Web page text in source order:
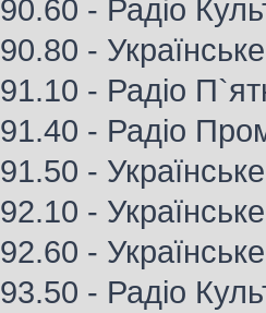
90.60 - Радіо
90.80 -
91.10 - Радіо
91.40 - Радіо
91.50 -
92.10 -
92.60 -
93.50 - Радіо